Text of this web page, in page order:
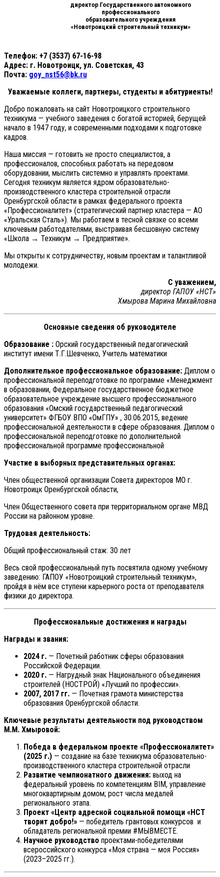
директор Государственного автономного
профессионального
образовательного учреждения
«Новотроицкий строительный техникум»
Телефон: +7 (3537) 67-16-98
Адрес: г. Новотроицк, ул. Советская, 43
Почта: goy_nst56@bk.ru
Уважаемые коллеги, партнеры, студенты и абитуриенты!
Добро пожаловать на сайт Новотроицкого строительного
техникума — учебного заведения с богатой историей, берущей
начало в 1947 году, и современными подходами к подготовке
кадров.
Наша миссия — готовить не просто специалистов, а
профессионалов, способных работать на передовом
оборудовании, мыслить системно и управлять проектами.
Сегодня техникум является ядром образовательно-
производственного кластера строительной отрасли
Оренбургской области в рамках федерального проекта
«Профессионалитет» (стратегический партнер кластера — АО
«Уральская Сталь»). Мы работаем в тесной связке со всеми
ключевым работодателями, выстраивая бесшовную систему
«Школа → Техникум → Предприятие».
Мы открыты к сотрудничеству, новым проектам и талантливой
молодежи.
С уважением,
директор ГАПОУ «НСТ»
Хмырова Марина Михайловна
Основные сведения об руководителе
Образование : Орский государственный педагогический
институт имени Т.Г.Шевченко, Учитель математики
Дополнительное профессиональное образование: Диплом о
профессиональной переподготовке по программе «Менеджмент
в образовании, Федеральное государственное бюджетное
образовательное учреждение высшего профессионального
образования «Омский государственный педагогический
университет» ФГБОУ ВПО «ОмГПУ» , 30.06.2015, ведение
профессиональной деятельности в сфере образования. Диплом о
профессиональной переподготовке по дополнительной
профессиональной программе профессиональной
Участие в выборных представительных органах:
Член общественной организации Совета директоров МО г.
Новотроицк Оренбургской области,
Член Общественного совета при территориальном органе МВД
России на районном уровне.
Трудовая деятельность:
Общий профессиональный стаж: 30 лет
Весь свой профессиональный путь посвятила одному учебному
заведению: ГАПОУ «Новотроицкий строительный техникум»,
пройдя в нём все ступени карьерного роста от преподавателя
физики до директора.
Профессиональные достижения и награды
Награды и звания:
2024 г. — Почетный работник сферы образования
Российской Федерации.
2020 г. — Нагрудный знак Национального объединения
строителей (НОСТРОЙ) «Лучший по профессии».
2007, 2017 гг. — Почетная грамота министерства
образования Оренбургской области.
Ключевые результаты деятельности под руководством
М.М. Хмыровой:
Победа в федеральном проекте «Профессионалитет»
(2025 г.) — создание на базе техникума образовательно-
производственного кластера строительной отрасли
Развитие чемпионатного движения: выход на
федеральный уровень по компетенциям BIM, управление
многоквартирным домом; рост числа медалей
регионального этапа.
Проект «Центр адресной социальной помощи «НСТ
творит добро!» — победитель грантовых конкурсов и
обладатель региональной премии #МЫВМЕСТЕ.
Научное руководство проектами-победителями
всероссийского конкурса «Моя страна — моя Россия»
(2023–2025 гг.).